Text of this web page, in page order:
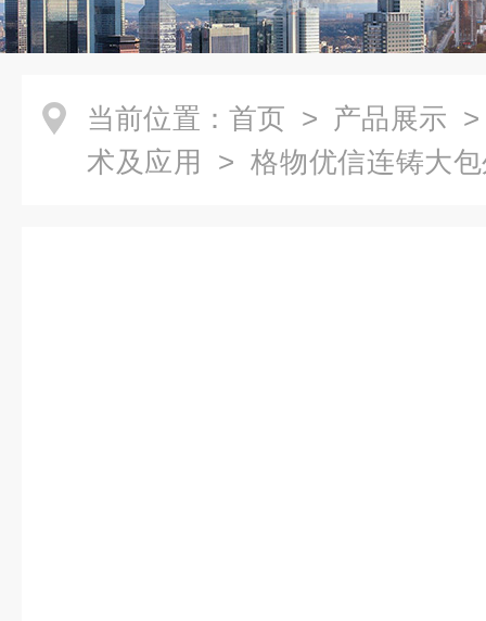
当前位置： 首页 > 产品展示
术及应用
> 格物优信连铸大